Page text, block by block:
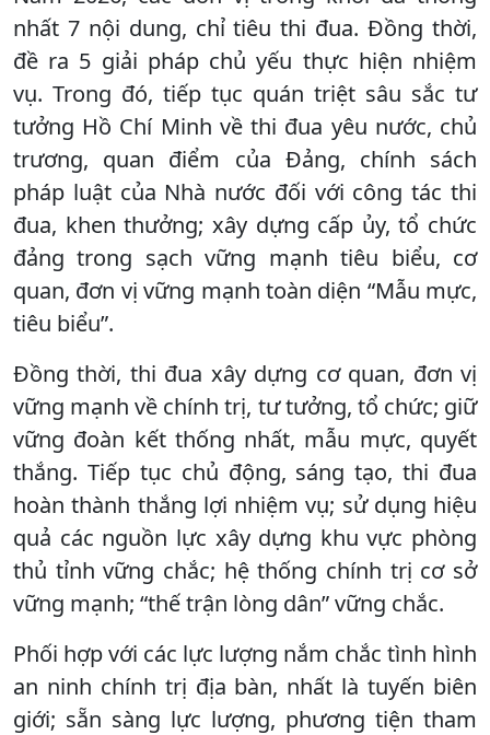
nhất 7 nội dung, chỉ tiêu thi đua. Đồng thời,
đề ra 5 giải pháp chủ yếu thực hiện nhiệm
vụ. Trong đó, tiếp tục quán triệt sâu sắc tư
tưởng Hồ Chí Minh về thi đua yêu nước, chủ
trương, quan điểm của Đảng, chính sách
pháp luật của Nhà nước đối với công tác thi
đua, khen thưởng; xây dựng cấp ủy, tổ chức
đảng trong sạch vững mạnh tiêu biểu, cơ
quan, đơn vị vững mạnh toàn diện “Mẫu mực,
tiêu biểu”.
Đồng thời, thi đua xây dựng cơ quan, đơn vị
vững mạnh về chính trị, tư tưởng, tổ chức; giữ
vững đoàn kết thống nhất, mẫu mực, quyết
thắng. Tiếp tục chủ động, sáng tạo, thi đua
hoàn thành thắng lợi nhiệm vụ; sử dụng hiệu
quả các nguồn lực xây dựng khu vực phòng
thủ tỉnh vững chắc; hệ thống chính trị cơ sở
vững mạnh; “thế trận lòng dân” vững chắc.
Phối hợp với các lực lượng nắm chắc tình hình
an ninh chính trị địa bàn, nhất là tuyến biên
giới; sẵn sàng lực lượng, phương tiện tham